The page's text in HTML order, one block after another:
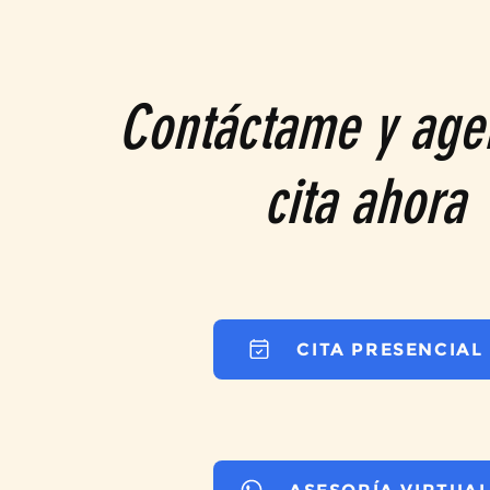
Contáctame y
cita ahora
CITA PRESENCIAL